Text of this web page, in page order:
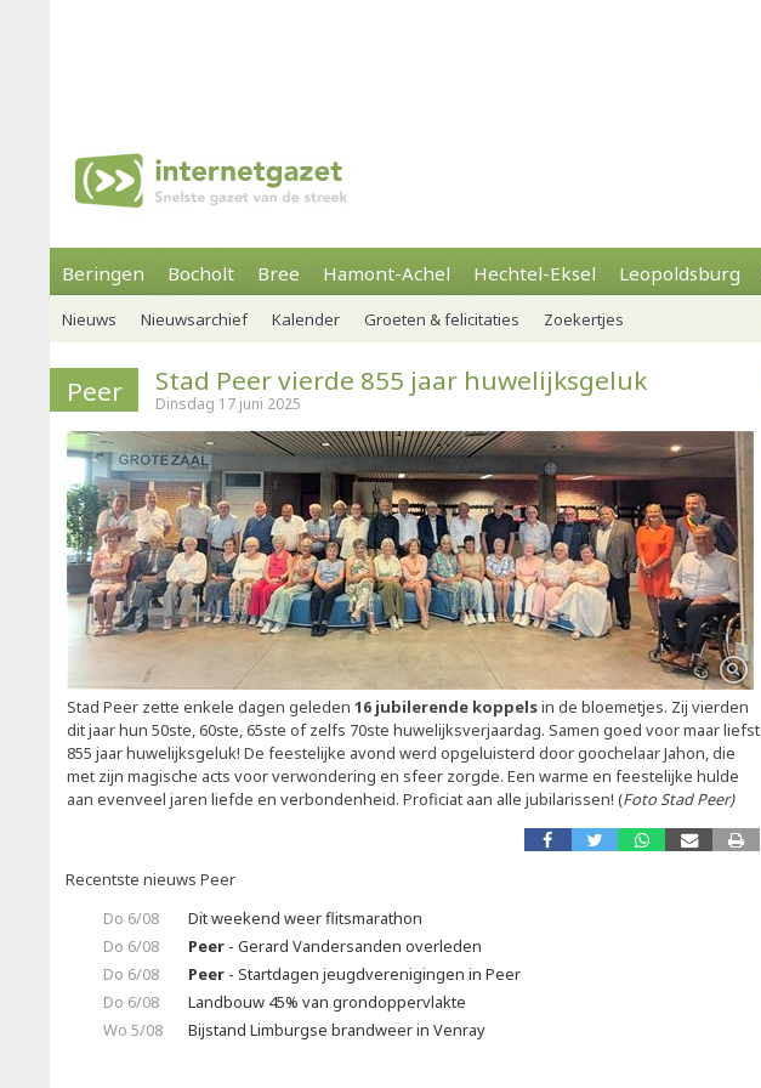
Beringen Bocholt Bree Hamont-Achel Hechtel-Eksel Leopoldsburg
Nieuws Nieuwsarchief Kalender Groeten & felicitaties Zoekertjes
Peer Stad Peer vierde 855 jaar huwelijksgeluk
Dinsdag 17 juni 2025
Stad Peer zette enkele dagen geleden 16 jubilerende koppelsin de bloemetjes. Zij vierden
dit jaar hun 50ste, 60ste, 65ste of zelfs 70ste huwelijksverjaardag. Samen goed voor maar liefst
855 jaar huwelijksgeluk! De feestelijke avond werd opgeluisterd door goochelaar Jahon, die
met zijn magische acts voor verwondering en sfeer zorgde. Een warme en feestelijke hulde
aan evenveel jaren liefde en verbondenheid. Proficiat aan alle jubilarissen! (Foto Stad Peer)
Recentste nieuws Peer
Do 6/08
Dit weekend weer flitsmarathon
Do 6/08
Peer - Gerard Vandersanden overleden
Do 6/08
Peer - Startdagen jeugdverenigingen in Peer
Do 6/08
Landbouw 45% van grondoppervlakte
Wo 5/08
Bijstand Limburgse brandweer in Venray